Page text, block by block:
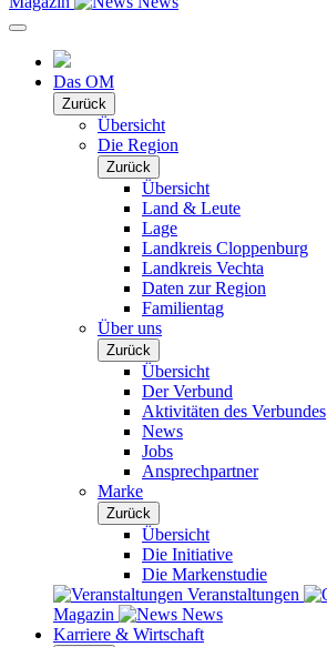
Das OM
Zurück
Übersicht
Die Region
Zurück
Übersicht
Land & Leute
Lage
Landkreis Cloppenburg
Landkreis Vechta
Daten zur Region
Familientag
Über uns
Zurück
Übersicht
Der Verbund
Aktivitäten des Verbundes
News
Jobs
Ansprechpartner
Marke
Zurück
Übersicht
Die Initiative
Die Markenstudie
Veranstaltungen
Magazin
News
Karriere & Wirtschaft